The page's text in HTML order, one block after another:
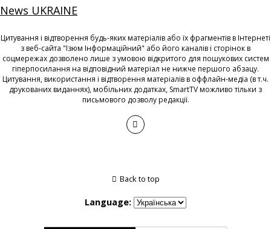
News UKRAINE
Цитування і відтворення будь-яких матеріалів або їх фрагментів в Інтернеті
з веб-сайта "Ізюм Інформаційний" або його каналів і сторінок в
соцмережах дозволено лише з умовою відкритого для пошукових систем
гіперпосилання на відповідний матеріал не нижче першого абзацу.
Цитування, використання і відтворення матеріалів в оффлайн-медіа (в т.ч.
друкованих виданнях), мобільних додатках, SmartTV можливо тільки з
письмового дозволу редакції.
Back to top
Language: